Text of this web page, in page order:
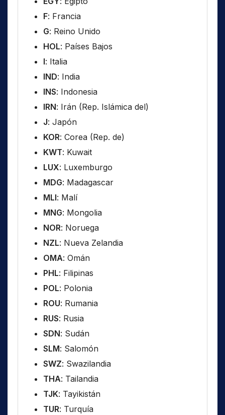
F: Francia
G: Reino Unido
HOL: Países Bajos
I: Italia
IND: India
INS: Indonesia
IRN: Irán (Rep. Islámica del)
J: Japón
KOR: Corea (Rep. de)
KWT: Kuwait
LUX: Luxemburgo
MDG: Madagascar
MLI: Malí
MNG: Mongolia
NOR: Noruega
NZL: Nueva Zelandia
OMA: Omán
PHL: Filipinas
POL: Polonia
ROU: Rumania
RUS: Rusia
SDN: Sudán
SLM: Salomón
SWZ: Swazilandia
THA: Tailandia
TJK: Tayikistán
TUR: Turquía